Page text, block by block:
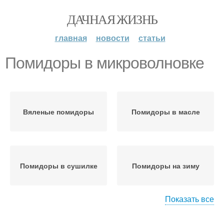
ДАЧНАЯ ЖИЗНЬ
главная новости статьи
Помидоры в микроволновке
Вяленые помидоры Помидоры в масле
Помидоры в сушилке Помидоры на зиму
Показать все